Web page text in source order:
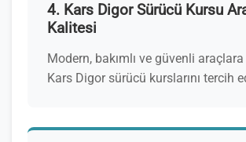
4. Kars Digor Sürücü Kursu
Kalitesi
Modern, bakımlı ve güvenli
Kars Digor sürücü kurslarını tercih